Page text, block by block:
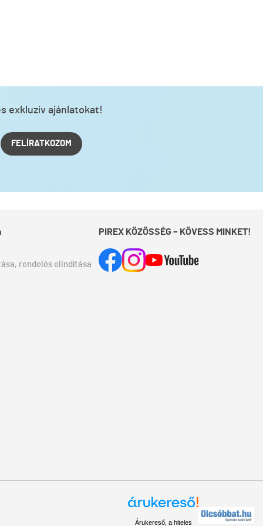
exkluzív ajánlatokat!
FELÍRATKOZOM
rendelés elindítása
PIREX KÖZÖSSÉG – KÖVESS MINKET!
Árukereső, a hiteles